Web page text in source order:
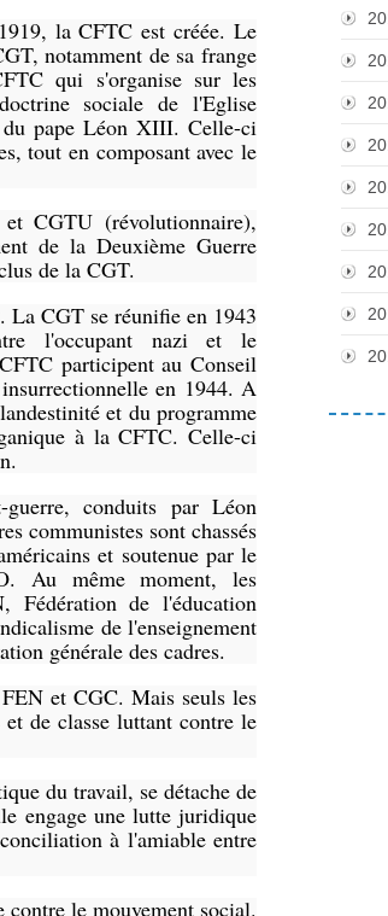
la CFTC est créée. Le
notamment de sa frange
qui s'organise sur les
sociale de l'Eglise
du pape Léon XIII. Celle-ci
tout en composant avec le
CGTU (révolutionnaire),
de la Deuxième Guerre
de la CGT.
CGT se réunifie en 1943
l'occupant nazi et le
participent au Conseil
en 1944. A
et du programme
à la CFTC. Celle-ci
conduits par Léon
communistes sont chassés
et soutenue par le
Au même moment, les
Fédération de l'éducation
de l'enseignement
générale des cadres.
et CGC. Mais seuls les
de classe luttant contre le
du travail, se détache de
engage une lutte juridique
à l'amiable entre
le mouvement social.